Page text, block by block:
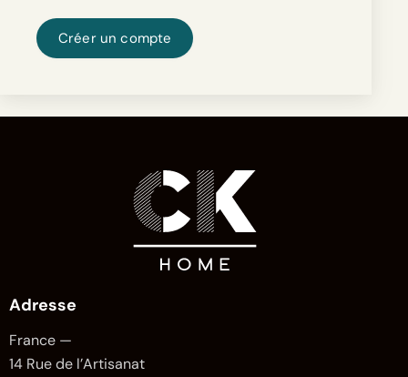
Créer un compte
Adresse
France —
14 Rue de l’Artisanat